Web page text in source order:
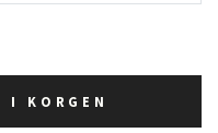
I KORGEN